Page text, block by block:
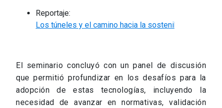
Reportaje:
Los túneles y el camino hacia la sostenibilidad: el
El seminario concluyó con un panel de discusión
que permitió profundizar en los desafíos para la
adopción de estas tecnologías, incluyendo la
necesidad de avanzar en normativas, validación